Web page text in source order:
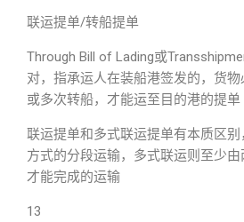
联运提单/转船提单
Through Bill of Lading或
对，指承运人在装船港签发的，货
或多次转船，才能运至目的港的提单
联运提单和多式联运提单有本质区
方式的分段运输，多式联运则至少
才能完成的运输
13